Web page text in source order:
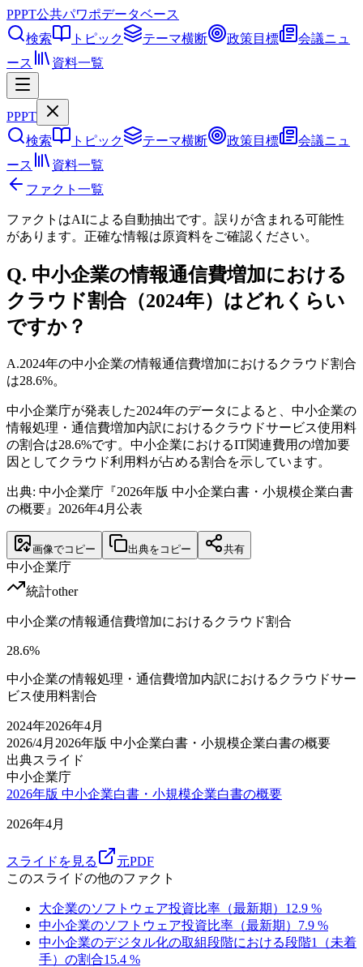
PPPT公共パワポデータベース
検索
トピック テーマ横断 政策目標
会議ニュ
ース
資料一覧
PPPT
検索
トピック テーマ横断 政策目標
会議ニュ
ース
資料一覧
ファクト一覧
ファクトはAIによる自動抽出です。誤りが含まれる可能性
があります。正確な情報は原資料をご確認ください。
Q. 中小企業の情報通信費増加における
クラウド割合（2024年）はどれくらい
ですか？
A.2024年の中小企業の情報通信費増加におけるクラウド割合
は28.6%。
中小企業庁が発表した2024年のデータによると、中小企業の
情報処理・通信費増加内訳におけるクラウドサービス使用料
の割合は28.6%です。中小企業におけるIT関連費用の増加要
因としてクラウド利用料が占める割合を示しています。
出典: 中小企業庁『2026年版 中小企業白書・小規模企業白書
の概要』2026年4月公表
画像でコピー 出典をコピー 共有
中小企業庁
統計other
中小企業の情報通信費増加におけるクラウド割合
28.6%
中小企業の情報処理・通信費増加内訳におけるクラウドサー
ビス使用料割合
2024年2026年4月
2026/4月 2026年版 中小企業白書・小規模企業白書の概要
出典スライド
中小企業庁
2026年版 中小企業白書・小規模企業白書の概要
2026年4月
スライドを見る
元PDF
このスライドの他のファクト
大企業のソフトウェア投資比率（最新期） 12.9 %
中小企業のソフトウェア投資比率（最新期） 7.9 %
中小企業のデジタル化の取組段階における段階1（未着
手）の割合15.4 %